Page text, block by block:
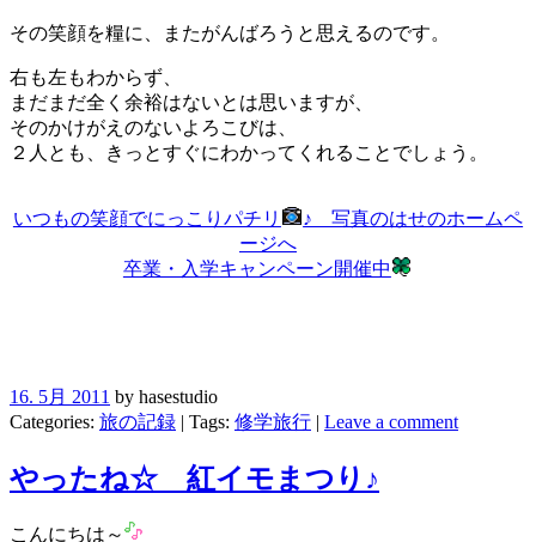
その笑顔を糧に、またがんばろうと思えるのです。
右も左もわからず、
まだまだ全く余裕はないとは思いますが、
そのかけがえのないよろこびは、
２人とも、きっとすぐにわかってくれることでしょう。
いつもの笑顔でにっこりパチリ
♪ 写真のはせのホームペ
ージへ
卒業・入学キャンペーン開催中
16. 5月 2011 by hasestudio
Categories: 旅の記録 | Tags: 修学旅行 | Leave a comment
やったね☆ 紅イモまつり♪
こんにちは～